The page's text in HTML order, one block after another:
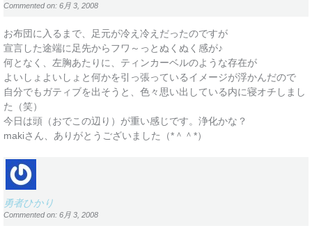
Commented on: 6月 3, 2008
お布団に入るまで、足元が冷え冷えだったのですが
宣言した途端に足先からフワ～っとぬくぬく感が♪
何となく、左胸あたりに、ティンカーベルのような存在が
よいしょよいしょと何かを引っ張っているイメージが浮かんだので
自分でもガティブを出そうと、色々思い出している内に寝オチしまし
た（笑）
今日は頭（おでこの辺り）が重い感じです。浄化かな？
makiさん、ありがとうございました（*＾＾*）
勇者ひかり
Commented on: 6月 3, 2008